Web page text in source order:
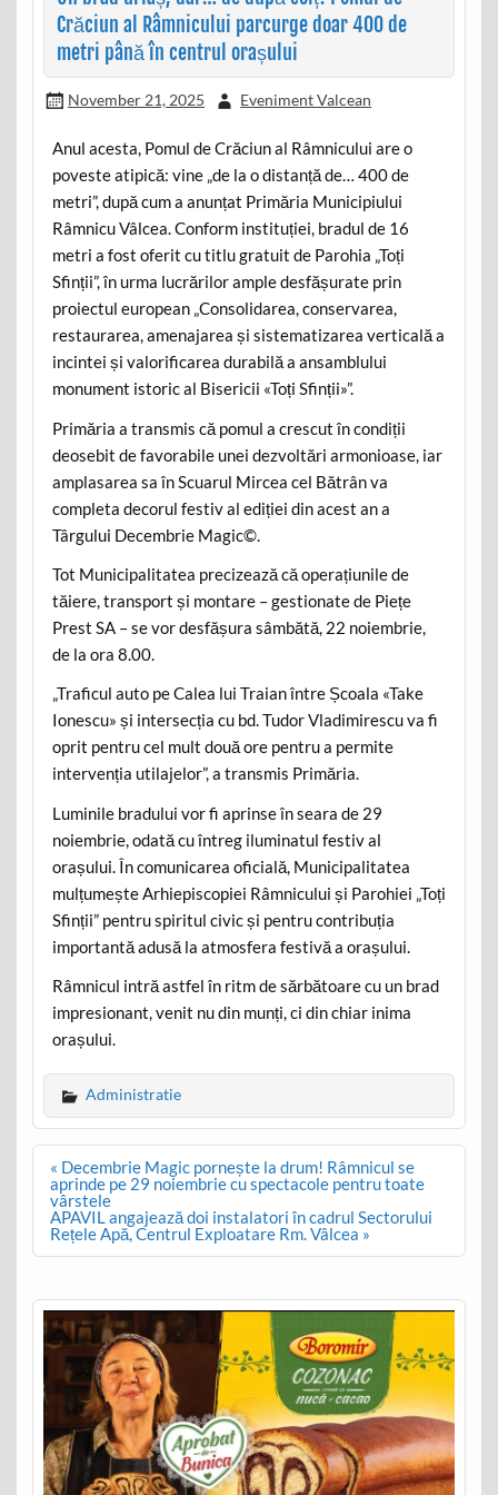
Crăciun al Râmnicului parcurge doar 400 de
metri până în centrul orașului
November 21, 2025 Eveniment Valcean
Anul acesta, Pomul de Crăciun al Râmnicului are o
poveste atipică: vine „de la o distanță de… 400 de
metri”, după cum a anunțat Primăria Municipiului
Râmnicu Vâlcea. Conform instituției, bradul de 16
metri a fost oferit cu titlu gratuit de Parohia „Toți
Sfinții”, în urma lucrărilor ample desfășurate prin
proiectul european „Consolidarea, conservarea,
restaurarea, amenajarea și sistematizarea verticală a
incintei și valorificarea durabilă a ansamblului
monument istoric al Bisericii «Toți Sfinții»”.
Primăria a transmis că pomul a crescut în condiții
deosebit de favorabile unei dezvoltări armonioase, iar
amplasarea sa în Scuarul Mircea cel Bătrân va
completa decorul festiv al ediției din acest an a
Târgului Decembrie Magic©️.
Tot Municipalitatea precizează că operațiunile de
tăiere, transport și montare – gestionate de Piețe
Prest SA – se vor desfășura sâmbătă, 22 noiembrie,
de la ora 8.00.
„Traficul auto pe Calea lui Traian între Școala «Take
Ionescu» și intersecția cu bd. Tudor Vladimirescu va fi
oprit pentru cel mult două ore pentru a permite
intervenția utilajelor”, a transmis Primăria.
Luminile bradului vor fi aprinse în seara de 29
noiembrie, odată cu întreg iluminatul festiv al
orașului. În comunicarea oficială, Municipalitatea
mulțumește Arhiepiscopiei Râmnicului și Parohiei „Toți
Sfinții” pentru spiritul civic și pentru contribuția
importantă adusă la atmosfera festivă a orașului.
Râmnicul intră astfel în ritm de sărbătoare cu un brad
impresionant, venit nu din munți, ci din chiar inima
orașului.
Administratie
Post
navigation
« Decembrie Magic pornește la drum! Râmnicul se
aprinde pe 29 noiembrie cu spectacole pentru toate
vârstele
APAVIL angajează doi instalatori în cadrul Sectorului
Rețele Apă, Centrul Exploatare Rm. Vâlcea »